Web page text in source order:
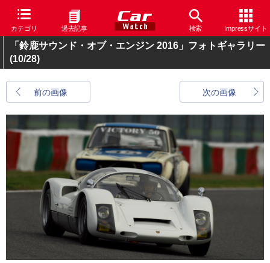
カテゴリ 過去記事 検索 Impressサイト
「鈴鹿サウンド・オブ・エンジン 2016」フォトギャラリー
(10/28)
前の画像 次の画像